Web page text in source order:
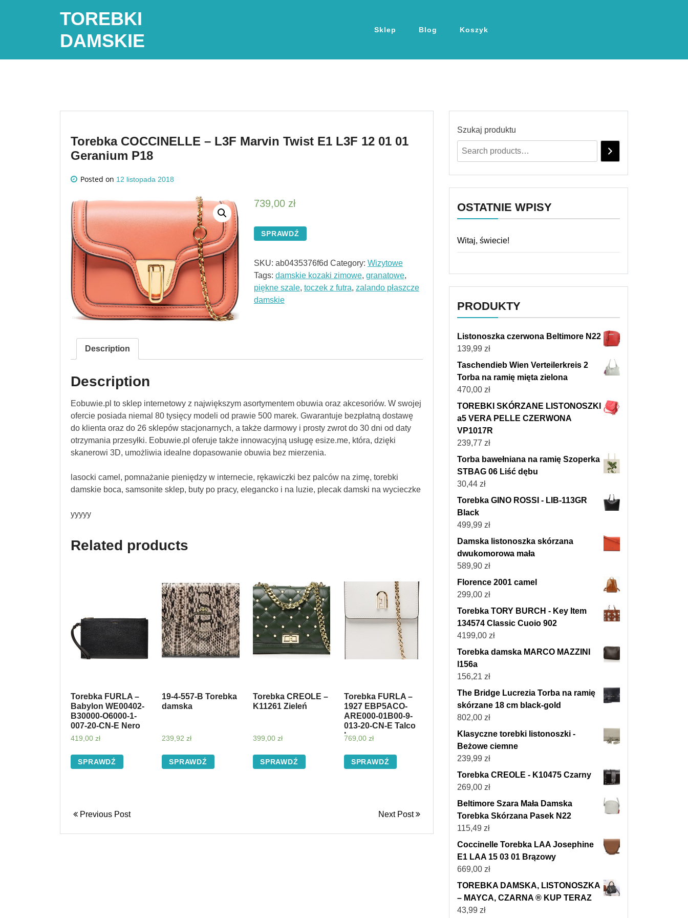
TOREBKI
DAMSKIE
Sklep Blog Koszyk
Torebka COCCINELLE – L3F Marvin Twist E1 L3F 12 01 01
Geranium P18
Posted on 12 listopada 2018
739,00 zł
SPRAWDŹ
SKU: ab0435376f6d Category: Wizytowe
Tags: damskie kozaki zimowe, granatowe,
piękne szale, toczek z futra, zalando płaszcze
damskie
Description
Description
Eobuwie.pl to sklep internetowy z największym asortymentem obuwia oraz akcesoriów. W swojej
ofercie posiada niemal 80 tysięcy modeli od prawie 500 marek. Gwarantuje bezpłatną dostawę
do klienta oraz do 26 sklepów stacjonarnych, a także darmowy i prosty zwrot do 30 dni od daty
otrzymania przesyłki. Eobuwie.pl oferuje także innowacyjną usługę esize.me, która, dzięki
skanerowi 3D, umożliwia idealne dopasowanie obuwia bez mierzenia.
lasocki camel, pomnażanie pieniędzy w internecie, rękawiczki bez palców na zimę, torebki
damskie boca, samsonite sklep, buty po pracy, elegancko i na luzie, plecak damski na wycieczke
yyyyy
Related products
Torebka FURLA –
Babylon WE00402-
B30000-O6000-1-
007-20-CN-E Nero
419,00 zł
SPRAWDŹ
19-4-557-B Torebka
damska
239,92 zł
SPRAWDŹ
Torebka CREOLE –
K11261 Zieleń
399,00 zł
SPRAWDŹ
Torebka FURLA –
1927 EBP5ACO-
ARE000-01B00-9-
013-20-CN-E Talco
h
769,00 zł
SPRAWDŹ
Previous Post Next Post
Szukaj produktu
OSTATNIE WPISY
Witaj, świecie!
PRODUKTY
Listonoszka czerwona Beltimore N22
139,99 zł
Taschendieb Wien Verteilerkreis 2
Torba na ramię mięta zielona
470,00 zł
TOREBKI SKÓRZANE LISTONOSZKI
a5 VERA PELLE CZERWONA
VP1017R
239,77 zł
Torba bawełniana na ramię Szoperka
STBAG 06 Liść dębu
30,44 zł
Torebka GINO ROSSI - LIB-113GR
Black
499,99 zł
Damska listonoszka skórzana
dwukomorowa mała
589,90 zł
Florence 2001 camel
299,00 zł
Torebka TORY BURCH - Key Item
134574 Classic Cuoio 902
4199,00 zł
Torebka damska MARCO MAZZINI
l156a
156,21 zł
The Bridge Lucrezia Torba na ramię
skórzane 18 cm black-gold
802,00 zł
Klasyczne torebki listonoszki -
Beżowe ciemne
239,99 zł
Torebka CREOLE - K10475 Czarny
269,00 zł
Beltimore Szara Mała Damska
Torebka Skórzana Pasek N22
115,49 zł
Coccinelle Torebka LAA Josephine
E1 LAA 15 03 01 Brązowy
669,00 zł
TOREBKA DAMSKA, LISTONOSZKA
– MAYCA, CZARNA ® KUP TERAZ
43,99 zł